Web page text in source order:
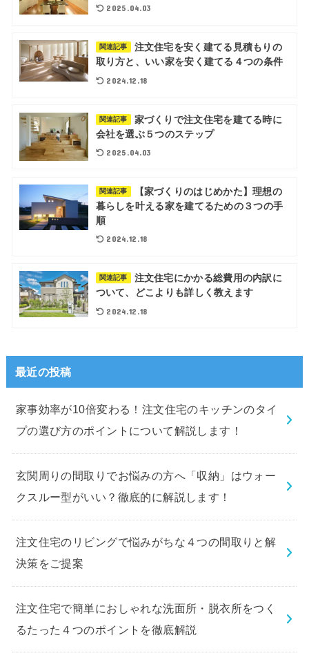
2025.04.03
関連記事
注文住宅を安く建てる見積もりの
取り方と、いい家を安く建てる４つの条件
2024.12.18
関連記事
家づくりで注文住宅を建てる時に
会社を選ぶ５つのステップ
2025.04.03
関連記事
【家づくりのはじめかた】理想の
暮らしを叶える家を建てるための３つの手
順
2024.12.18
関連記事
注文住宅にかかる総費用の内訳に
ついて、どこよりも詳しく教えます
2024.12.18
最近の投稿
家事効率が10倍変わる！注文住宅のキッチンのタイ
プの選び方のポイントについて解説します！
玄関周りの間取りでお悩みの方へ「収納」はウォー
クスルー型がいい？徹底的に解説します！
注文住宅のリビングで悩みがちな４つの間取りと解
決策をご提案
注文住宅で簡単におしゃれな洗面所・脱衣所をつく
るたった４つのポイントを徹底解説